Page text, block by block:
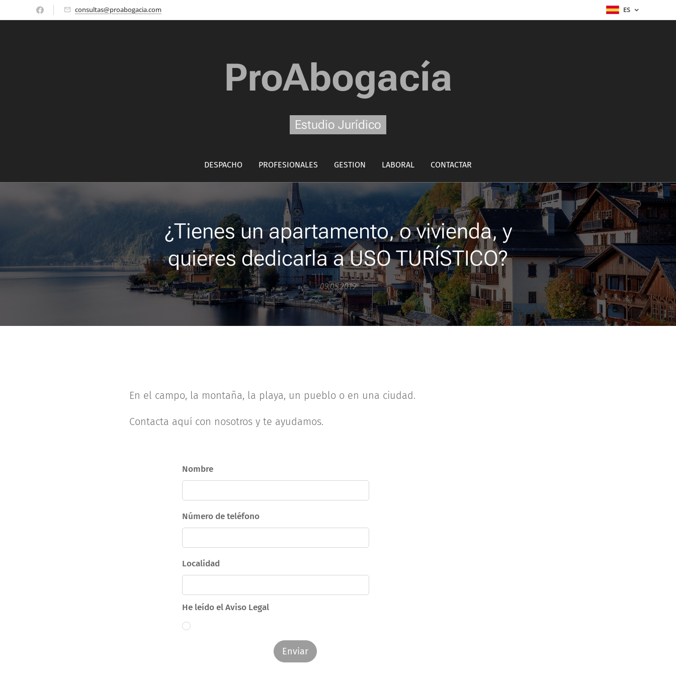
consultas@proabogacia.com ES
ProAbogacía
Estudio Jurídico
DESPACHO PROFESIONALES GESTION LABORAL CONTACTAR
¿Tienes un apartamento, o vivienda, y
quieres dedicarla a USO TURÍSTICO?
09.05.2019
En el campo, la montaña, la playa, un pueblo o en una ciudad.
Contacta aquí con nosotros y te ayudamos.
Nombre
Número de teléfono
Localidad
He leído el Aviso Legal
Enviar